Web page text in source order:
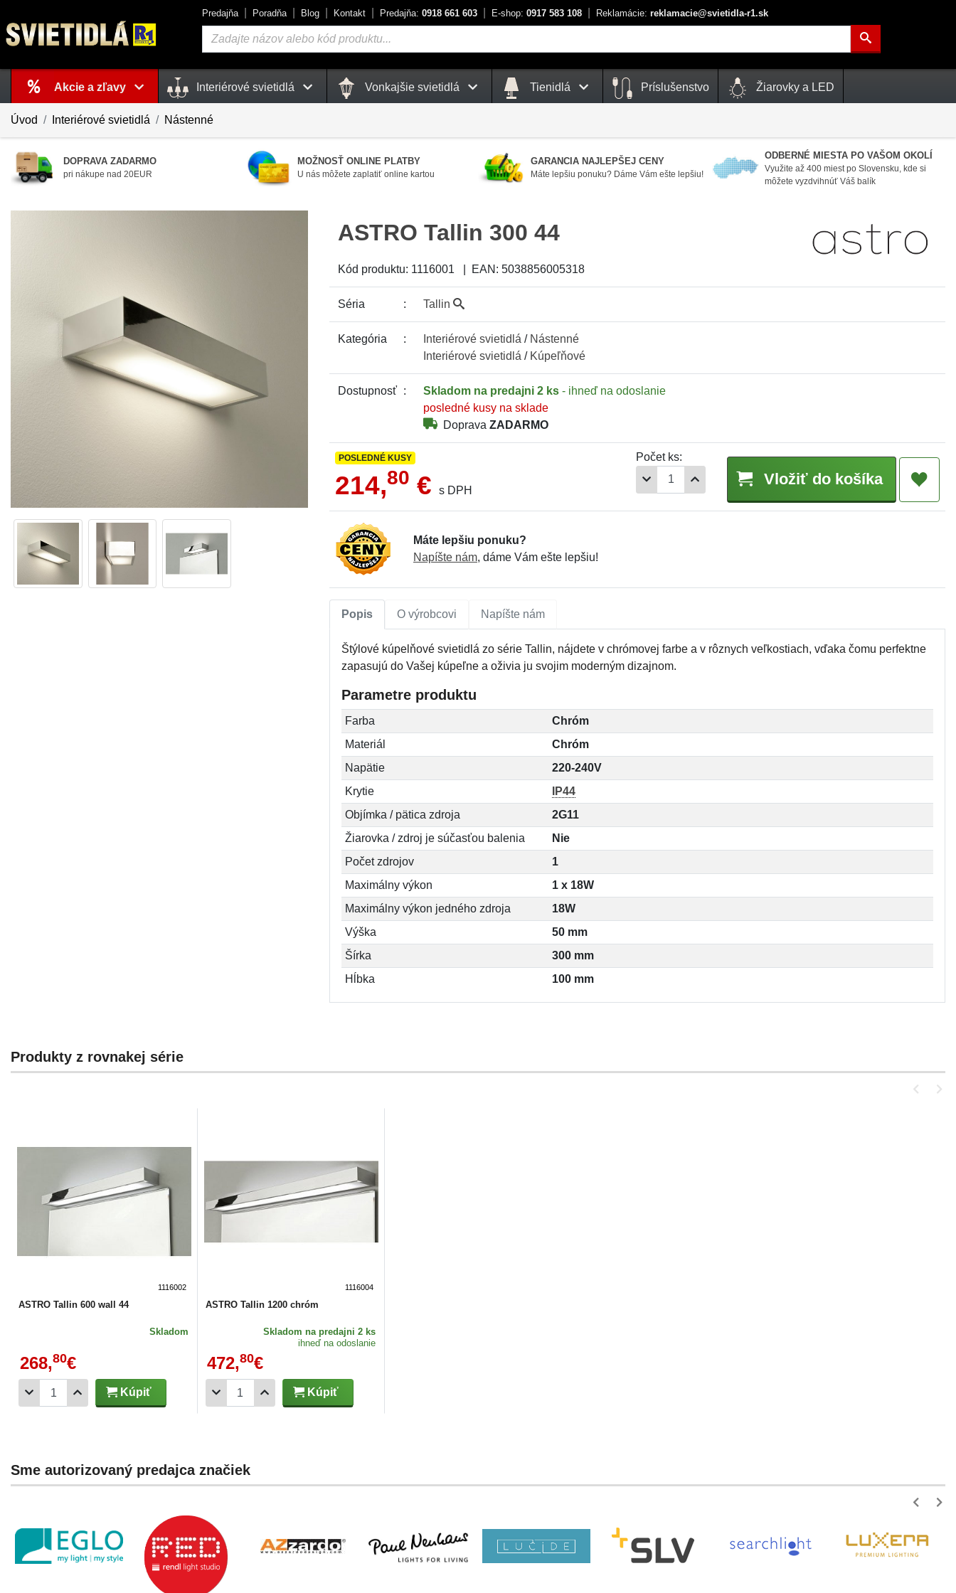
Predajňa Poradňa Blog Kontakt Predajňa: 0918 661 603 E-shop: 0917 583 108 Reklamácie: reklamacie@svietidla-r1.sk
Vyhľadávanie
Košík
je prázdny
Akcie a zľavy Interiérové svietidlá Vonkajšie svietidlá Tienidlá Príslušenstvo Žiarovky a LED
Úvod Interiérové svietidlá Nástenné
DOPRAVA ZADARMO
pri nákupe nad 20EUR
MOŽNOSŤ ONLINE PLATBY
U nás môžete zaplatiť online kartou
GARANCIA NAJLEPŠEJ CENY
Máte lepšiu ponuku? Dáme Vám ešte lepšiu!
ODBERNÉ MIESTA PO VAŠOM OKOLÍ
Využite až 400 miest po Slovensku, kde si
môžete vyzdvihnúť Váš balík
ASTRO Tallin 300 44
Kód produktu: 1116001 EAN: 5038856005318
Séria Tallin
Kategória Interiérové svietidlá / Nástenné
Interiérové svietidlá / Kúpeľňové
Dostupnosť Skladom na predajni 2 ks - ihneď na odoslanie
posledné kusy na sklade
Doprava ZADARMO
POSLEDNÉ KUSY
214,80 € s DPH
Počet ks:
Vložiť do košíka
Máte lepšiu ponuku?
Napíšte nám, dáme Vám ešte lepšiu!
Popis O výrobcovi Napíšte nám
Štýlové kúpelňové svietidlá zo série Tallin, nájdete v chrómovej farbe a v rôznych veľkostiach, vďaka čomu perfektne
zapasujú do Vašej kúpeľne a oživia ju svojim moderným dizajnom.
Parametre produktu
Farba
Chróm
Materiál
Chróm
Napätie
220-240V
Krytie
IP44
Objímka / pätica zdroja
2G11
Žiarovka / zdroj je súčasťou balenia
Nie
Počet zdrojov
1
Maximálny výkon
1 x 18W
Maximálny výkon jedného zdroja
18W
Výška
50 mm
Šírka
300 mm
Hĺbka
100 mm
Produkty z rovnakej série
1116002
ASTRO Tallin 600 wall 44
Skladom
268,80€
Kúpiť
1116004
ASTRO Tallin 1200 chróm
Skladom na predajni 2 ks
ihneď na odoslanie
472,80€
Kúpiť
Sme autorizovaný predajca značiek